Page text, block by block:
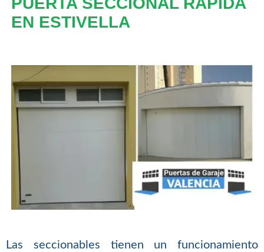
EN ESTIVELLA
Las seccionables tienen un funcionamiento